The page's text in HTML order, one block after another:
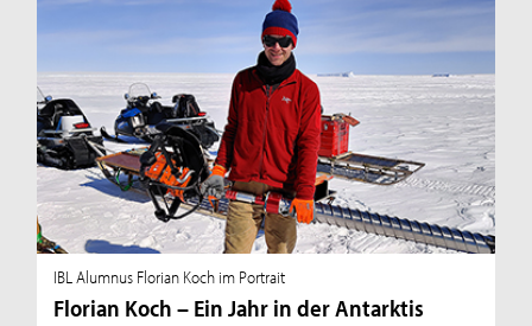
IBL Alumnus Florian Koch im Portrait
Florian Koch – Ein Jahr in der Antarktis